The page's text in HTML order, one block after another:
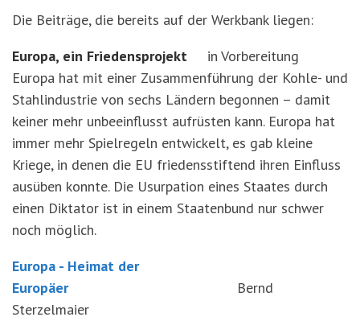
Die Beiträge, die bereits auf der Werkbank liegen:
Europa, ein Friedensprojekt in Vorbereitung
Europa hat mit einer Zusammenführung der Kohle- und
Stahlindustrie von sechs Ländern begonnen – damit
keiner mehr unbeeinflusst aufrüsten kann. Europa hat
immer mehr Spielregeln entwickelt, es gab kleine
Kriege, in denen die EU friedensstiftend ihren Einfluss
ausüben konnte. Die Usurpation eines Staates durch
einen Diktator ist in einem Staatenbund nur schwer
noch möglich.
Europa - Heimat der
EuropäerBernd
Sterzelmaier